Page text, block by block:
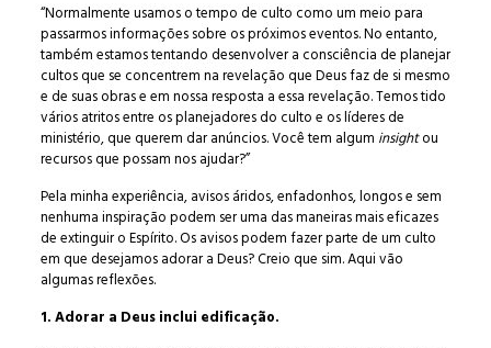
“Normalmente usamos o tempo de culto como um meio para
passarmos informações sobre os próximos eventos. No entanto,
também estamos tentando desenvolver a consciência de planejar
cultos que se concentrem na revelação que Deus faz de si mesmo
e de suas obras e em nossa resposta a essa revelação. Temos tido
vários atritos entre os planejadores do culto e os líderes de
ministério, que querem dar anúncios. Você tem algum insightou
recursos que possam nos ajudar?”
Pela minha experiência, avisos áridos, enfadonhos, longos e sem
nenhuma inspiração podem ser uma das maneiras mais eficazes
de extinguir o Espírito. Os avisos podem fazer parte de um culto
em que desejamos adorar a Deus? Creio que sim. Aqui vão
algumas reflexões.
1. Adorar a Deus inclui edificação.